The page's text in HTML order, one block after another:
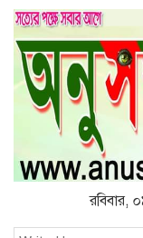
রবিবার,